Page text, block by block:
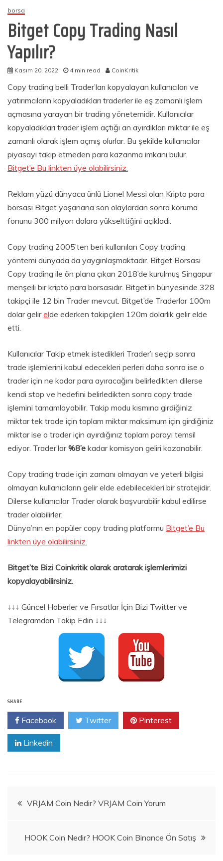
borsa
Bitget Copy Trading Nasıl
Yapılır?
Kasım 20, 2022 4 min read CoinKritik
Copy trading belli Trader’ları kopyalayan kullanıcıları ve
yatırımcıların kopyaladıkları traderler ile eş zamanlı işlem
açmasına yarayan bir trading yönetemidir. Kullanıcılar
kopyaladıkları trader işlem açtığı an ayırdıkları miktar ile eş
zamanlı olarak işlem açmış olurlar. Bu şekilde kullanıcılar
piyasayı takip etmeden para kazanma imkanı bulur.
Bitget’e Bu linkten üye olabilirsiniz.
Reklam yüzü dünyaca ünlü Lionel Messi olan Kripto para
borsası Bitget yaşanana son olaylardan sonra koruma
fonunu 300 milyon dolara yükselttiğini açıkladı.
Copy trading 2005’ten beri kullanılan Copy trading
yöntemi dünyada da yaygınlaşmaktadır. Bitget Borsası
Copy trading ile ön plana çıkan 2018’de kurulmuş Singapur
menşeili bir kripto para borsasıdır. Bitget’in bünyesinde 328
takipçi ile 12 bin Trader mevcut. Bitget’de Traderlar 100m
dolar gelirelde ederken takipçileri 120m dolarlık gelir elde
etti.
Kullanıcılar Takip etmek istedikleri Trader’ı seçip sonra
trade işlemlerini kabul edecekleri perleri daha sonra ise o
trader için ne kadar para ayıracağını belirledikten dilerse
kendi stop ve hedefini belirledikten sonra copy trade
işlemini tamamlayabilir. Takip modu kısmına girdiğiniz
miktar tek trade için toplam miktar maksimum için girdiğiniz
miktar ise o trader için ayırdığınız toplam parayı temsil
ediyor. Trader’lar%8’e kadar komisyon geliri kazanabilir.
Copy trading trade için zamanı olmayan ve yeterli bilgisi
olmayan kullanıcıların gelir elde edebilecekleri bir stratejidir.
Dilerse kullanıcılar Trader olarak başvurabilir kabul edilirse
trader olabilirler.
Dünya’nın en popüler copy trading platformu Bitget’e Bu
linkten üye olabilirsiniz.
Bitget’te Bizi Coinkritik olarak aratarak işlemlerimizi
kopyalayabilirsiniz.
↓↓↓ Güncel Haberler ve Fırsatlar İçin Bizi Twitter ve
Telegramdan Takip Edin ↓↓↓
SHARE
Facebook Twitter Pinterest
Linkedin
YazıVRJAM Coin Nedir? VRJAM Coin Yorum
HOOK Coin Nedir? HOOK Coin Binance Ön Satış